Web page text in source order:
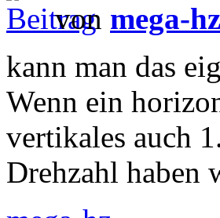
von mega-hz
kann man das
Wenn ein
vertikales auch
Drehzahl haben